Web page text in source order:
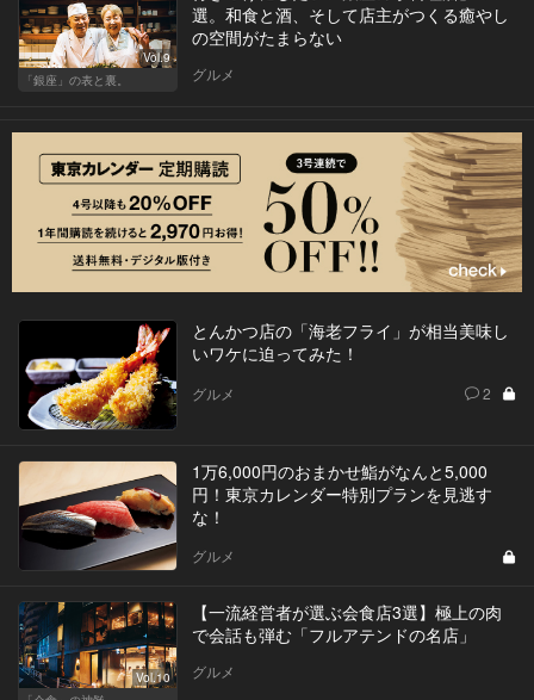
Vol.9
「銀座」の表と裏。
選。和食と酒、そして店主がつくる癒やし
の空間がたまらない
グルメ
とんかつ店の「海老フライ」が相当美味し
いワケに迫ってみた！
グルメ 2
1万6,000円のおまかせ鮨がなんと5,000
円！東京カレンダー特別プランを見逃す
な！
グルメ
Vol.10
【一流経営者が選ぶ会食店3選】極上の肉
で会話も弾む「フルアテンドの名店」
グルメ